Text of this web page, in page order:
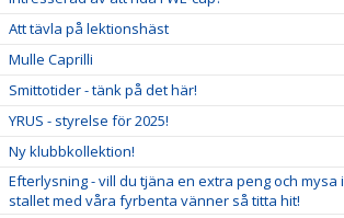
Att tävla på lektionshäst
Mulle Caprilli
Smittotider - tänk på det här!
YRUS - styrelse för 2025!
Ny klubbkollektion!
Efterlysning - vill du tjäna en extra peng och mysa i
stallet med våra fyrbenta vänner så titta hit!